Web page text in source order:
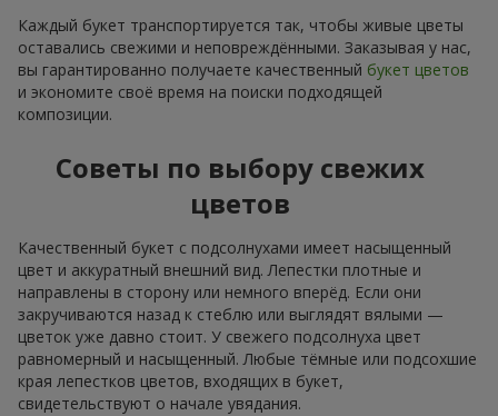
Каждый букет транспортируется так, чтобы живые цветы
оставались свежими и неповреждёнными. Заказывая у нас,
вы гарантированно получаете качественный букет цветов
и экономите своё время на поиски подходящей
композиции.
Советы по выбору свежих
цветов
Качественный букет с подсолнухами имеет насыщенный
цвет и аккуратный внешний вид. Лепестки плотные и
направлены в сторону или немного вперёд. Если они
закручиваются назад к стеблю или выглядят вялыми —
цветок уже давно стоит. У свежего подсолнуха цвет
равномерный и насыщенный. Любые тёмные или подсохшие
края лепестков цветов, входящих в букет,
свидетельствуют о начале увядания.